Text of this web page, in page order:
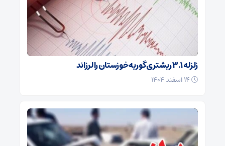
زلزله ۳.۱ ریشتری گوریه خوزستان را لرزاند